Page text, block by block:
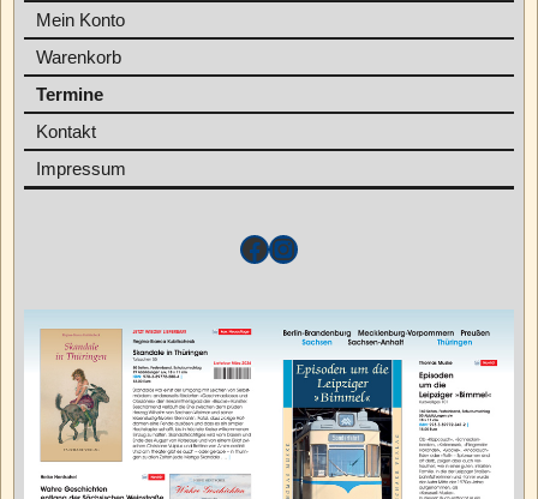
Mein Konto
Warenkorb
Termine
Kontakt
Impressum